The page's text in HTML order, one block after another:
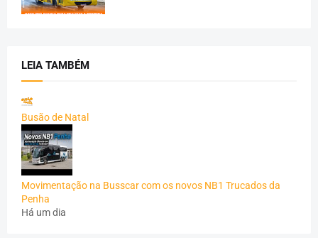
LEIA TAMBÉM
Busão de Natal
Movimentação na Busscar com os novos NB1 Trucados da
Penha
Há um dia